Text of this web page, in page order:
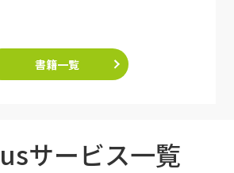
書籍一覧
サービス一覧